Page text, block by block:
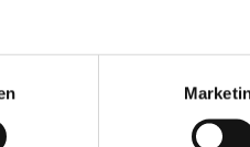
gültig